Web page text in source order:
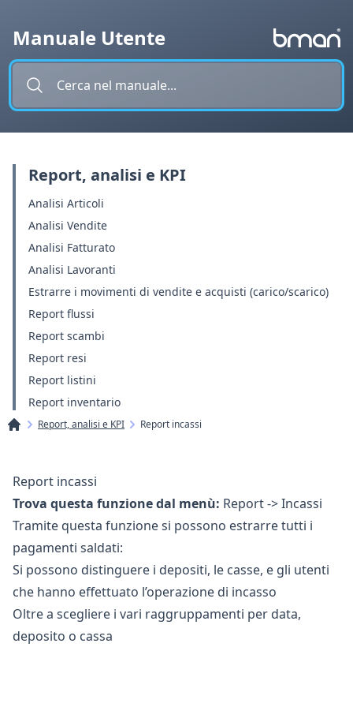
Manuale Utente
Report, analisi e KPI
Analisi Articoli
Analisi Vendite
Analisi Fatturato
Analisi Lavoranti
Estrarre i movimenti di vendite e acquisti (carico/scarico)
Report flussi
Report scambi
Report resi
Report listini
Report inventario
Report, analisi e KPI Report incassi
Report incassi
Trova questa funzione dal menù: Report -> Incassi
Tramite questa funzione si possono estrarre tutti i
pagamenti saldati:
Si possono distinguere i depositi, le casse, e gli utenti
che hanno effettuato l’operazione di incasso
Oltre a scegliere i vari raggruppamenti per data,
deposito o cassa